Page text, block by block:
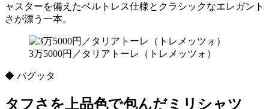
ャスターを備えたベルトレス仕様とクラシックなエレガント
さが漂う一本。
3万5000円／タリアトーレ（トレメッツォ）
◆ バグッタ
タフさを上品色で包んだミリシャツ